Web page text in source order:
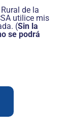
de la
utilice mis
(Sin la
se podrá